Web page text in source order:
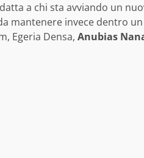
a chi sta avviando un
mantenere invece dentro
Egeria Densa, Anubias